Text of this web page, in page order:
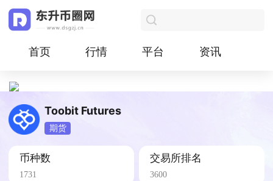
首页 行情 平台 资讯
Toobit Futures
期货
币种数
1731
交易所排名
3600